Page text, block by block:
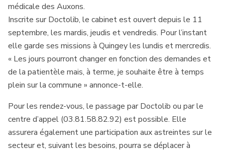
médicale des Auxons.
Inscrite sur Doctolib, le cabinet est ouvert depuis le 11
septembre, les mardis, jeudis et vendredis. Pour l’instant
elle garde ses missions à Quingey les lundis et mercredis.
« Les jours pourront changer en fonction des demandes et
de la patientèle mais, à terme, je souhaite être à temps
plein sur la commune » annonce-t-elle.
Pour les rendez-vous, le passage par Doctolib ou par le
centre d’appel (03.81.58.82.92) est possible. Elle
assurera également une participation aux astreintes sur le
secteur et, suivant les besoins, pourra se déplacer à